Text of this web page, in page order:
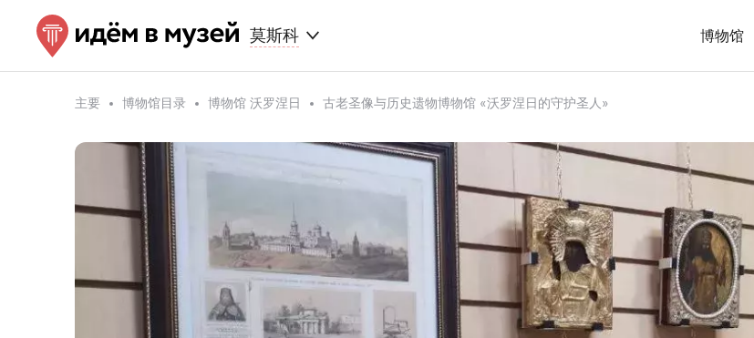
莫斯科 博物馆
主要 博物馆目录 博物馆 沃罗涅日 古老圣像与历史遗物博物馆 «沃罗涅日的守护圣人»